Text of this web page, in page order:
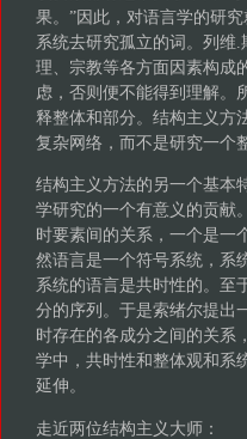
果。”因此，对语言学的研
系统去研究孤立的词。列维
理、宗教等各方面因素构成
虑，否则便不能得到理解。
释整体和部分。结构主义方
复杂网络，而不是研究一个
结构主义方法的另一个基本
学研究的一个有意义的贡献
时要素间的关系，一个是一
然语言是一个符号系统，系
系统的语言是共时性的。至
分的序列。于是索绪尔提出
时存在的各成分之间的关系
学中，共时性和整体观和系
延伸。
走近两位结构主义大师：